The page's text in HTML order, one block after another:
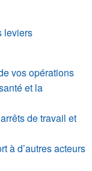
leviers
vos opérations
et la
de travail et
à d’autres acteurs